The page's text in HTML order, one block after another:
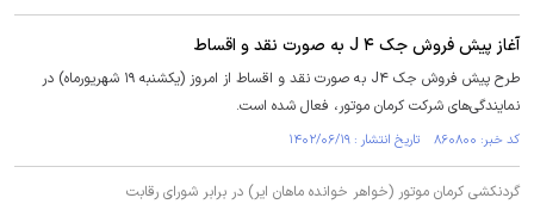
آغاز پیش فروش جک J ۴ به صورت نقد و اقساط
طرح پیش فروش جک J۴ به صورت نقد و اقساط از امروز (یکشنبه ۱۹ شهریورماه) در
نمایندگی‌های شرکت کرمان موتور، فعال شده است.
کد خبر: ۸۶۰۸۰۰ تاریخ انتشار : ۱۴۰۲/۰۶/۱۹
گردنکشی کرمان موتور (خواهر خوانده ماهان ایر) در برابر شورای رقابت